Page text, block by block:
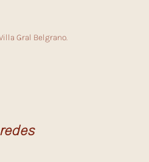
Gral Belgrano.